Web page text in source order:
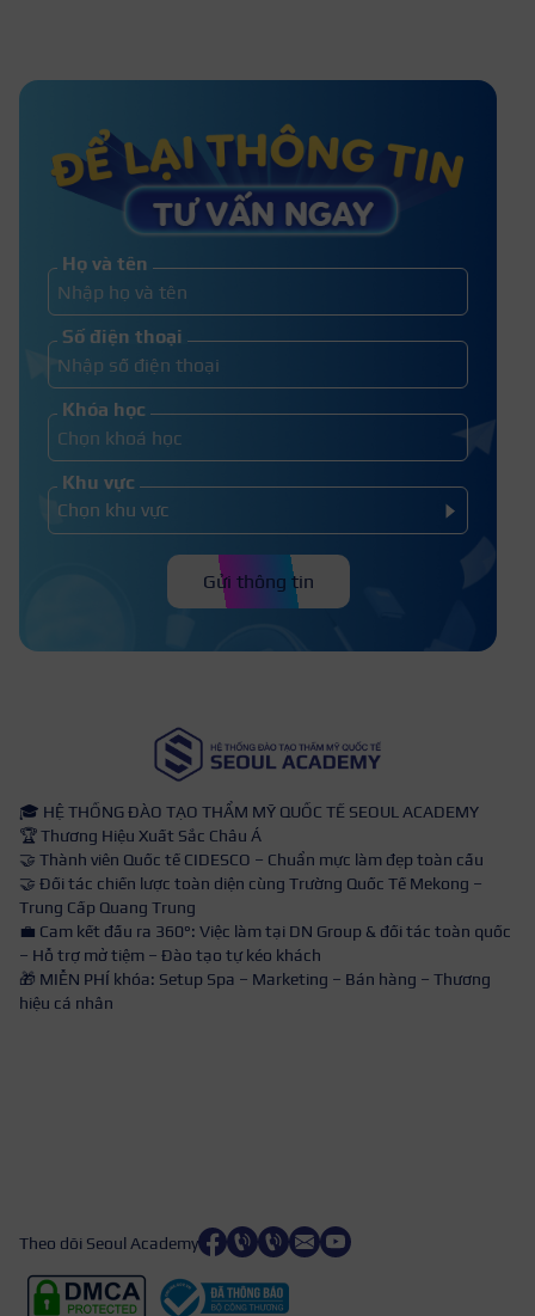
Xám khói phai ra màu gì? Top 15+
màu xám khói đẹp hot nhất
ra màu gì? Top màu tóc xanh đen đẹp
Họ và tên
Số điện thoại
Khóa học
Khu vực
Gửi thông tin
🎓 HỆ THỐNG ĐÀO TẠO THẨM MỸ QUỐC TẾ SEOUL ACADEMY
🏆 Thương Hiệu Xuất Sắc Châu Á
🤝 Thành viên Quốc tế CIDESCO – Chuẩn mực làm đẹp toàn cầu
🤝 Đối tác chiến lược toàn diện cùng Trường Quốc Tế Mekong –
Trung Cấp Quang Trung
💼 Cam kết đầu ra 360°: Việc làm tại DN Group & đối tác toàn quốc
– Hỗ trợ mở tiệm – Đào tạo tự kéo khách
🎁 MIỄN PHÍ khóa: Setup Spa – Marketing – Bán hàng – Thương
hiệu cá nhân
Theo dõi Seoul Academy